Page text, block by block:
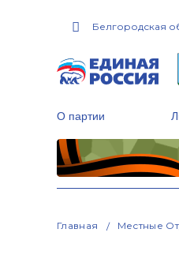
Белгородская
О партии
Главная Местные